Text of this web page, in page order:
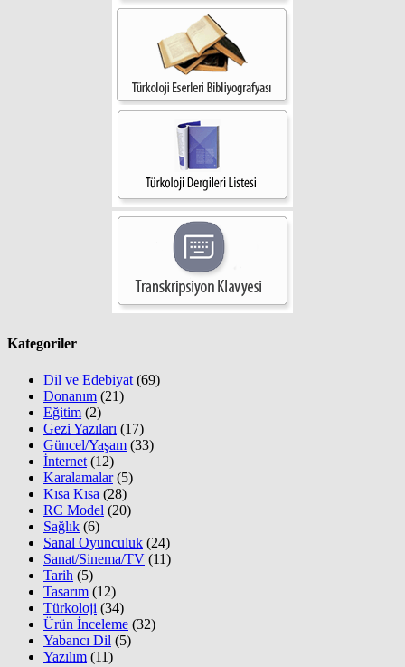
Kategoriler
Dil ve Edebiyat (69)
Donanım (21)
Eğitim (2)
Gezi Yazıları (17)
Güncel/Yaşam (33)
İnternet (12)
Karalamalar(5)
Kısa Kısa (28)
RC Model (20)
Sağlık (6)
Sanal Oyunculuk (24)
Sanat/Sinema/TV (11)
Tarih (5)
Tasarım (12)
Türkoloji (34)
Ürün İnceleme (32)
Yabancı Dil (5)
Yazılım (11)